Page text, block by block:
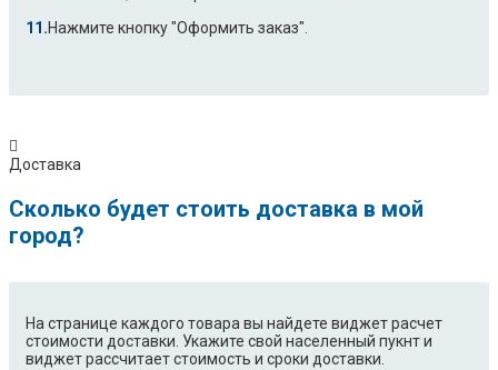
Нажмите кнопку "Оформить заказ".
Доставка
Сколько будет стоить доставка в мой
город?
На странице каждого товара вы найдете виджет расчет
стоимости доставки. Укажите свой населенный пукнт и
виджет рассчитает стоимость и сроки доставки.